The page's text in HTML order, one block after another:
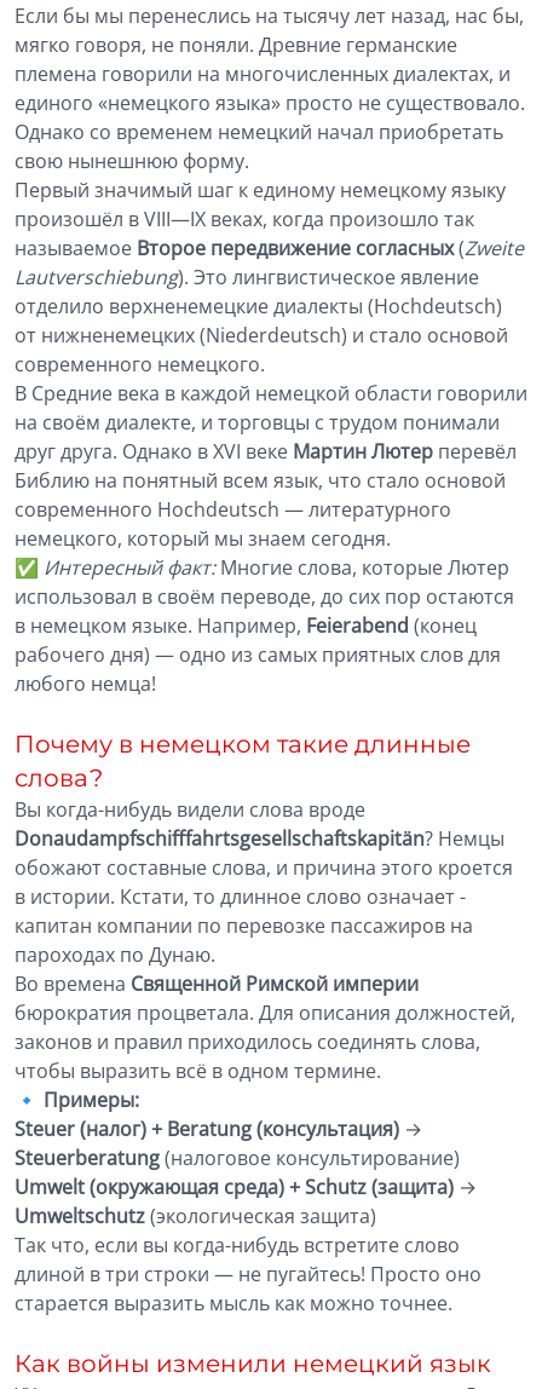
Если бы мы перенеслись на тысячу лет назад, нас бы,
мягко говоря, не поняли. Древние германские
племена говорили на многочисленных диалектах, и
единого «немецкого языка» просто не существовало.
Однако со временем немецкий начал приобретать
свою нынешнюю форму.
Первый значимый шаг к единому немецкому языку
произошёл в VIII—IX веках, когда произошло так
называемое Второе передвижение согласных(Zweite
Lautverschiebung). Это лингвистическое явление
отделило верхненемецкие диалекты (Hochdeutsch)
от нижненемецких (Niederdeutsch) и стало основой
современного немецкого.
В Средние века в каждой немецкой области говорили
на своём диалекте, и торговцы с трудом понимали
друг друга. Однако в XVI веке Мартин Лютер перевёл
Библию на понятный всем язык, что стало основой
современного Hochdeutsch — литературного
немецкого, который мы знаем сегодня.
✅ Интересный факт:Многие слова, которые Лютер
использовал в своём переводе, до сих пор остаются
в немецком языке. Например, Feierabend (конец
рабочего дня) — одно из самых приятных слов для
любого немца!
Почему в немецком такие длинные
слова?
Вы когда-нибудь видели слова вроде
Donaudampfschifffahrtsgesellschaftskapitän? Немцы
обожают составные слова, и причина этого кроется
в истории. Кстати, то длинное слово означает -
капитан компании по перевозке пассажиров на
пароходах по Дунаю.
Во времена Священной Римской империи
бюрократия процветала. Для описания должностей,
законов и правил приходилось соединять слова,
чтобы выразить всё в одном термине.
🔹 Примеры:
Steuer (налог) + Beratung (консультация) →
Steuerberatung(налоговое консультирование)
Umwelt (окружающая среда) + Schutz (защита) →
Umweltschutz(экологическая защита)
Так что, если вы когда-нибудь встретите слово
длиной в три строки — не пугайтесь! Просто оно
старается выразить мысль как можно точнее.
Как войны изменили немецкий язык